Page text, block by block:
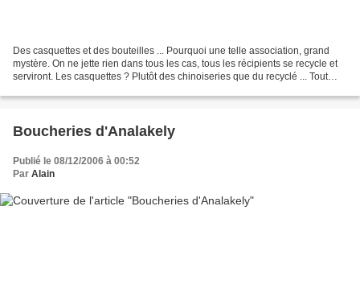
Des casquettes et des bouteilles ... Pourquoi une telle association, grand
mystère. On ne jette rien dans tous les cas, tous les récipients se recycle et
serviront. Les casquettes ? Plutôt des chinoiseries que du recyclé ... Tout
Boucheries d'Analakely
Publié le 08/12/2006 à 00:52
Par Alain